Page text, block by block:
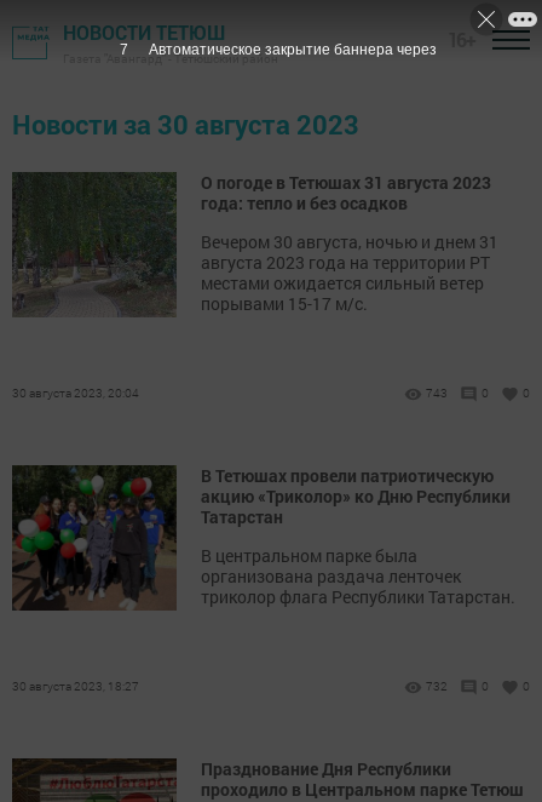
НОВОСТИ ТЕТЮШ
Газета "Авангард" - Тетюшский район
Новости за 30 августа 2023
О погоде в Тетюшах 31 августа 2023
года: тепло и без осадков
Вечером 30 августа, ночью и днем 31
августа 2023 года на территории РТ
местами ожидается сильный ветер
порывами 15-17 м/с.
30 августа 2023, 20:04 743 0 0
В Тетюшах провели патриотическую
акцию «Триколор» ко Дню Республики
Татарстан
В центральном парке была
организована раздача ленточек
триколор флага Республики Татарстан.
30 августа 2023, 18:27 732 0 0
Празднование Дня Республики
проходило в Центральном парке Тетюш
7 Автоматическое закрытие баннера через